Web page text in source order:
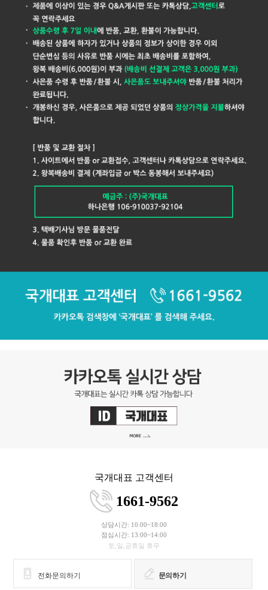
국개대표 고객센터
1661-9562
상담시간: 10:00~18:00
점심시간: 13:00~14:00
토,일,공휴일 휴무
전화문의하기 문의하기